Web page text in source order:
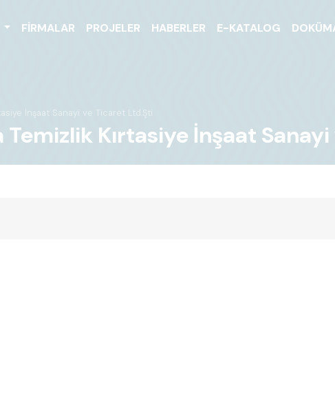
FIRMALAR PROJELER HABERLER E-KATALOG
İnşaat Sanayi ve Ticaret Ltd.Şti
Temizlik Kırtasiye İnşaat